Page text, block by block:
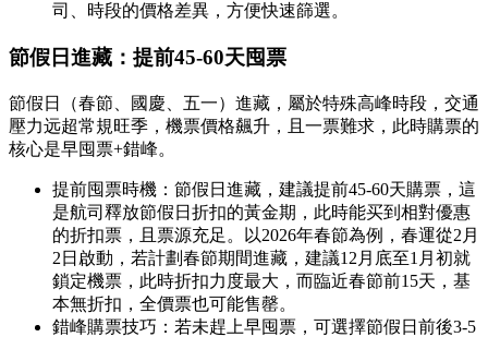
司、時段的價格差異，方便快速篩選。
節假日進藏：提前45-60天囤票
節假日（春節、國慶、五一）進藏，屬於特殊高峰時段，交通
壓力远超常規旺季，機票價格飆升，且一票難求，此時購票的
核心是早囤票+錯峰。
提前囤票時機：節假日進藏，建議提前45-60天購票，這
是航司釋放節假日折扣的黃金期，此時能买到相對優惠
的折扣票，且票源充足。以2026年春節為例，春運從2月
2日啟動，若計劃春節期間進藏，建議12月底至1月初就
鎖定機票，此時折扣力度最大，而臨近春節前15天，基
本無折扣，全價票也可能售罄。
錯峰購票技巧：若未趕上早囤票，可選擇節假日前後3-5